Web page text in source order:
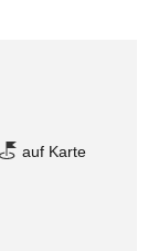
auf Karte